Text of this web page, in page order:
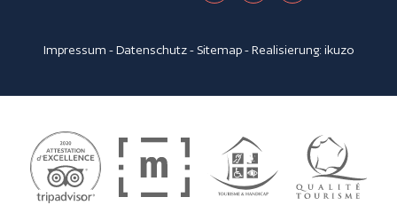
Impressum -Datenschutz- Sitemap- Realisierung:ikuzo